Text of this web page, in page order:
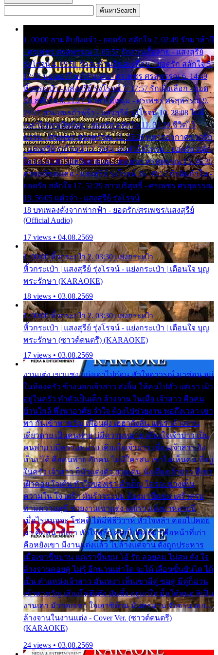
ค้นหาSearch
1. 00:00 สามสิบยังแจ๋ว - ยอดรัก สลักใจ 2. 02:49 รักมาห้าปี
- ศรเพชร ศรสุพรรณ 3. 05:57 รักสาวเสื้อลาย - แสงสุรีย์
รุ่งโรจน์ 4. 09:51 รักสะท้านดินสะเทือน - ยอดรัก สลักใจ 5.
12:23 มอเตอร์ไซค์ทำหล่น - ศรเพชร ศรสุพรรณ 6. 14:49
หิ้วกระเป๋า - แสงสุรีย์ รุ่งโรจน์ 7. 17:57 รักเผื่อเลือก - ยอด
รัก สลักใจ 8. 21:21 น้ำตาไอ้หนุ่ม - ศรเพชร ศรสุพรรณ 9.
24:27 สามเณรกำพร้า - แสงสุรีย์ รุ่งโรจน์ 10. 28:08 ไม่มี
เวลาไปหาเมียน้อย - ยอดรัก สลักใจ 11. 31:29 ชีวิตไอ้
ธรรม - ศรเพชร ศรสุพรรณ 12. 35:26 ทหารอากาศขาดรัก
- แสงสุรีย์ รุ่งโรจน์ 13. 39:01 คนหัวใจโทรม - ยอดรัก สลัก
ใจ 14. 42:49 ไอ้หวังตายแน่ - ศรเพชร ศรสุพรรณ 15. 46:35
ธาตุแท้ของเธอ - แสงสุรีย์ รุ่งโรจน์ 16. 49:57 กำนันกำใน -
ยอดรัก สลักใจ 17. 52:29 สาวบริสุทธิ์ - ศรเพชร ศรสุพรรณ
18. 56:05 แต๋วจ๋า - แสงสุรีย์ รุ่งโรจน์
18 บทเพลงดังจากฟากฟ้า - ยอดรัก/ศรเพชร/แสงสุรีย์
(Official Audio)
17 views • 04.08.2569
1. 00:00 หิ้วกระเป๋า 2. 03:30 แย่งกระเป๋า
หิ้วกระเป๋า | แสงสุรีย์ รุ่งโรจน์ - แย่งกระเป๋า | เตือนใจ บุญ
พระรักษา (KARAOKE)
18 views • 03.08.2569
1. 00:00 หิ้วกระเป๋า 2. 03:30 แย่งกระเป๋า
หิ้วกระเป๋า | แสงสุรีย์ รุ่งโรจน์ - แย่งกระเป๋า | เตือนใจ บุญ
พระรักษา (ซาวด์ดนตรี) (KARAOKE)
17 views • 03.08.2569
งานแต่ง เขาแซง แย่งเอาไปก่อน หัวใจอาวรณ์ มาซ่อน อยู่
ในห้องครัว ข้างนอกเจ้าสาว ส่งยิ้ม ให้คนไปทั่ว แต่เรา เฝ้า
อยู่ในครัว ทำตัวเป็นเด็ก ล้างจาน ในเมื่อ เจ้าสาว คือคน
บ้านใกล้ พึ่งพาอาศัย จำใจ ต้องไปช่วยงาน พอถึงเวลา เขา
พา กันเข้าพาขวัญ เพื่อนฝูง เฮฮาดังลั่น แต่เราล้างจาน
เดียวดาย เป็นคนพ่าย บ่มีความหมาย เคียงใจเจ้าบ่าว เป็น
คนพ่าย บ่มีความหมาย เคียงใจเจ้าบ่าว เพื่อนเจ้าสาว ยัง
เป็นบ่ได้ คือคนพ่าย ฮักคน ไม่มีใครสน เขาไม่เห็นคน ที่อยู่
ในครัว เจ้าสาว ก็มัวแต่งตัว สวยเด่น นั่งเคียงเจ้าบ่าว ที่เขา
เฝ้าคอย ใจเต้น หัวใจของเรา ลำเค็ญ ใครจะมองเห็น
ความใน ใจ เศร้า มันร้าวระบม ต้องมาขื่นขม เศร้าตรม
ท่ามความสุขี ช่วยงานเขาแต่ง แต่เรา แล้งมาหลายปี
เมื่อไรหนอจะ โชคดี ได้มีพิธีวิวาห์ หัวใจหล้า คอยไปคอย
มา คือหน้าที่เก่า หัวใจหล้า คอยไปคอยมา คือหน้าที่เก่า
คือหยังเขา มีงานแต่งแล้ว ไปล้างแต่จาน ดั่งถูกประหาร
เมื่อเขาชื่นบาน แต่เราขื่นขม โอ้ รัก ลอยลม ไม่สม ดัง ใจ
ล้างจานคอยคู่ ไม่รู้ อีกนานเท่าใด จะได้ เลื่อนขั้นบันได ได้
เป็น ตำแหน่งเจ้าสาว มันเหงา เห็นเขามีคู่ ซมดู มีคู่ก็ม่วน
เข้าพาขวัญ เสียงโห่ตึงตึง มันซึ้ง อยู่แก่ใจ มื้อใด๋หนอ สิเป็น
งานเฮา มัวซอยเขา ใจเฮาซิด้าน มันทรมาน จับจาน เอย…
ล้างจานในงานแต่ง - Cover Ver. (ซาวด์ดนตรี)
(KARAOKE)
24 views • 03.08.2569